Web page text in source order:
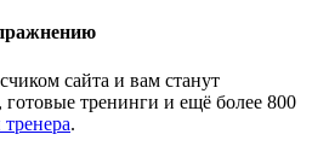
сайта и вам станут
тренинги и ещё более 800
.